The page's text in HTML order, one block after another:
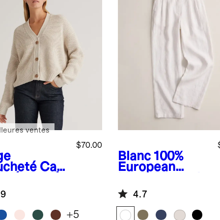
Car
pêcheur
coton
à
$70.00
ventes
+5
Blanc 100%
European
Trouser
4.7